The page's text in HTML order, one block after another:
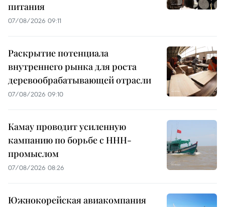
питания
07/08/2026 09:11
Раскрытие потенциала
внутреннего рынка для роста
деревообрабатывающей отрасли
07/08/2026 09:10
Камау проводит усиленную
кампанию по борьбе с ННН-
промыслом
07/08/2026 08:26
Южнокорейская авиакомпания